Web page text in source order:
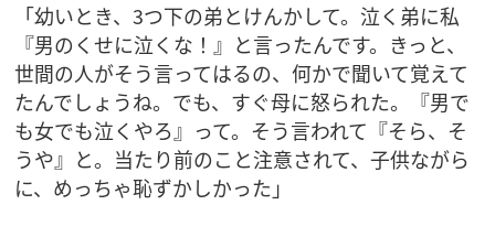
「幼いとき、3つ下の弟とけんかして。泣く弟に私
『男のくせに泣くな！』と言ったんです。きっと、
世間の人がそう言ってはるの、何かで聞いて覚えて
たんでしょうね。でも、すぐ母に怒られた。『男で
も女でも泣くやろ』って。そう言われて『そら、そ
うや』と。当たり前のこと注意されて、子供ながら
に、めっちゃ恥ずかしかった」